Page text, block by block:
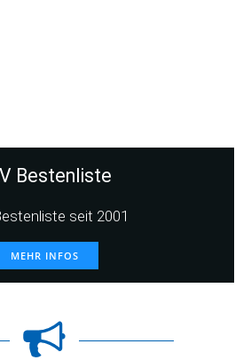
Bestenliste
seit 2001
MEHR INFOS